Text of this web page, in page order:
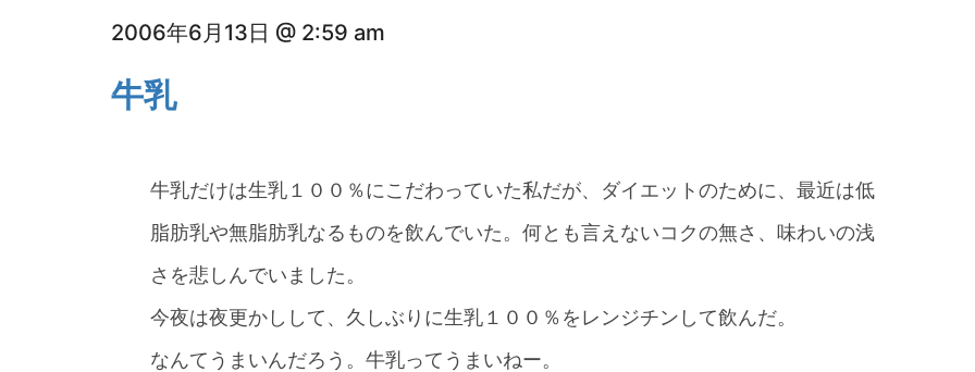
2006年6月13日 @ 2:59 am
牛乳
牛乳だけは生乳１００％にこだわっていた私だが、ダイエットのために、最近は低
脂肪乳や無脂肪乳なるものを飲んでいた。何とも言えないコクの無さ、味わいの浅
さを悲しんでいました。
今夜は夜更かしして、久しぶりに生乳１００％をレンジチンして飲んだ。
なんてうまいんだろう。牛乳ってうまいねー。